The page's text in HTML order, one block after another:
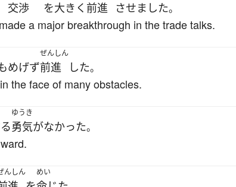
交渉 を大きく 前進 させました。
a major breakthrough in the trade talks.
めげず
ぜんしん
前進 した。
the face of many obstacles.
ゆうき
勇気がなかった。
んしん めい